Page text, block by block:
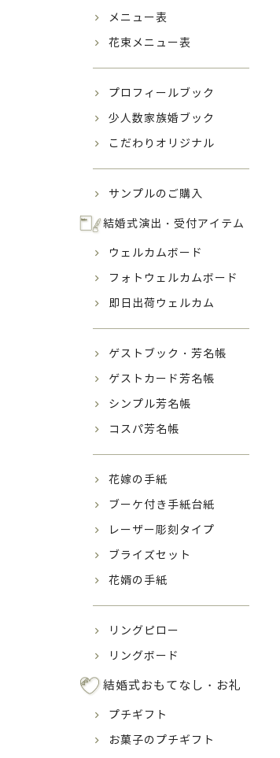
メニュー表
花束メニュー表
プロフィールブック
少人数家族婚ブック
こだわりオリジナル
サンプルのご購入
結婚式演出・受付アイテム
ウェルカムボード
フォトウェルカムボード
即日出荷ウェルカム
ゲストブック・芳名帳
ゲストカード芳名帳
シンプル芳名帳
コスパ芳名帳
花嫁の手紙
ブーケ付き手紙台紙
レーザー彫刻タイプ
ブライズセット
花婿の手紙
リングピロー
リングボード
結婚式おもてなし・お礼
プチギフト
お菓子のプチギフト